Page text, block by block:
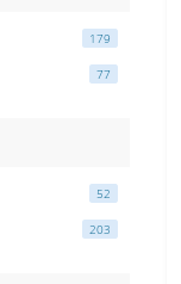
179
77
52
203